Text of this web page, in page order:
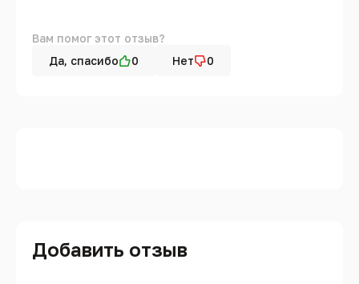
Вам помог этот отзыв?
Да, спасибо
0 Нет 0
Добавить отзыв